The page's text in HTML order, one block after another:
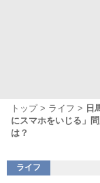
トップ ライフ
日
にスマホをいじる」
は？
ライフ